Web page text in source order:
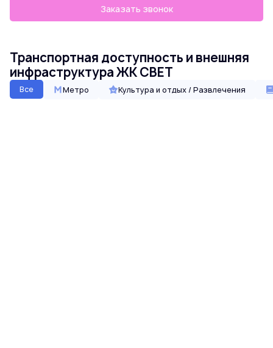
Заказать звонок
Транспортная доступность и внешняя
инфраструктура ЖК СВЕТ
Все Метро Культура и отдых / Развлечения